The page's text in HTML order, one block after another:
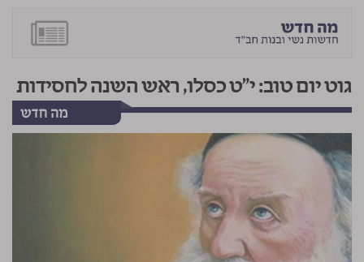
גוט יום טוב: י״ט כסלו, ראש השנה לחסידות